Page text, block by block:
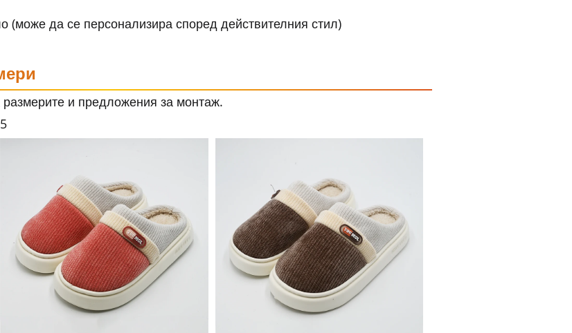
(може да се персонализира според действителния стил)
и предложения за монтаж.